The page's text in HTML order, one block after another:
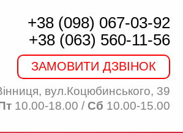
+38 (098) 067-03-92
+38 (063) 560-11-56
ЗАМОВИТИ ДЗВІНОК
вул.Коцюбинського, 39
10.00-18.00 / Сб 10.00-15.00